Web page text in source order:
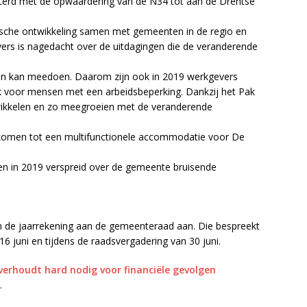
ontwikkeling samen met gemeenten in de regio en
is nagedacht over de uitdagingen die de veranderende
kan meedoen. Daarom zijn ook in 2019 werkgevers
mensen met een arbeidsbeperking. Dankzij het Pak
en zo meegroeien met de veranderende
tot een multifunctionele accommodatie voor De
in 2019 verspreid over de gemeente bruisende
jaarrekening aan de gemeenteraad aan. Die bespreekt
juni en tijdens de raadsvergadering van 30 juni.
hard nodig voor financiële gevolgen
.